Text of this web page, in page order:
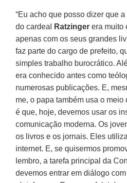
“Eu acho que posso dizer que
do cardeal
Ratzinger era muito
apenas com os seus grandes
faz parte do cargo de prefeito,
simples trabalho burocrático.
era conhecido antes como
numerosas publicações. E,
me, o papa também usa o meio
é que, hoje, devemos usar os
comunicação moderna. Os
os livros e os jornais. Eles
internet. E, se quisermos
lembro, a tarefa principal da
devemos entrar em diálogo